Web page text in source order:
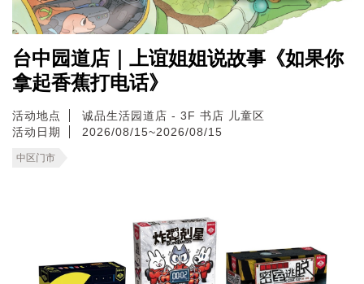
台中园道店｜上谊姐姐说故事《如果你
拿起香蕉打电话》
活动地点
诚品生活园道店 - 3F 书店 儿童区
活动日期
2026/08/15~2026/08/15
中区门市